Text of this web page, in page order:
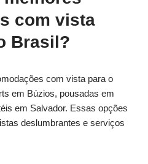
com vista
Brasil?
com vista para o
em Búzios, pousadas em
em Salvador. Essas opções
deslumbrantes e serviços